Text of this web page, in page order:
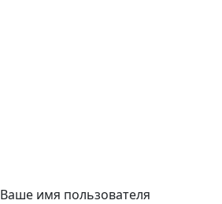
Ваше имя пользователя